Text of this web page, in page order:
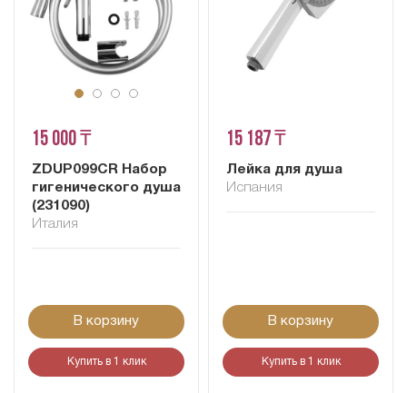
15 000 ₸
ZDUP099CR Набор
гигенического душа
(231090)
Италия
В корзину
Купить в 1 клик
15 187 ₸
Лейка для душа
Испания
В корзину
Купить в 1 клик